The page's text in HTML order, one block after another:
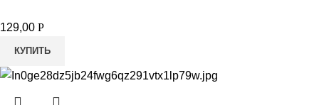
129,00 Р
КУПИТЬ